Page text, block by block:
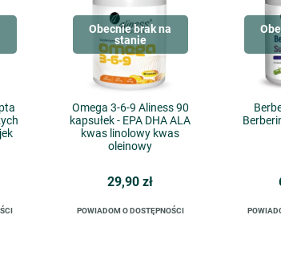
Obecnie brak na
stanie
Omega 3-6-9 Aliness 90
kapsułek - EPA DHA ALA
kwas linolowy kwas
oleinowy
29,90 zł
POWIADOM O DOSTĘPNOŚCI